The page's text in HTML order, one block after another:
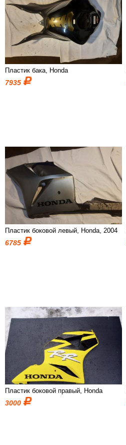
Пластик бака, Honda
7935
Пластик боковой левый, Honda, 2004
6785
Пластик боковой правый, Honda
3000